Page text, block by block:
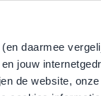
daarmee
jouw
de website, onze